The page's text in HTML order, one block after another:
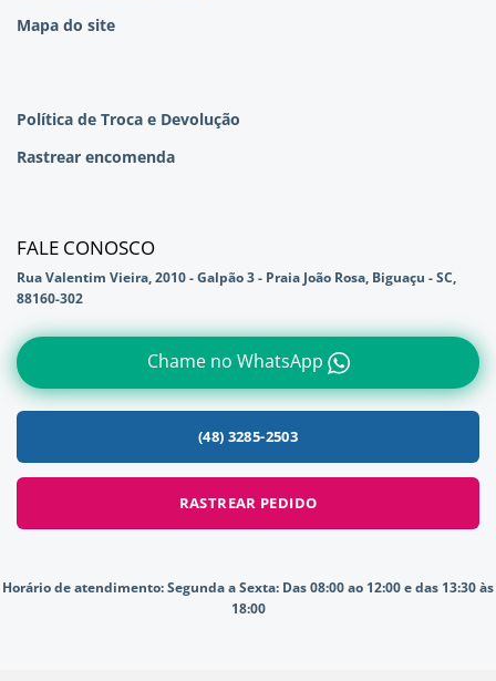
Mapa do site
Política de Troca e Devolução
Rastrear encomenda
FALE CONOSCO
Rua Valentim Vieira, 2010 - Galpão 3 - Praia João Rosa, Biguaçu - SC,
88160-302
Chame no WhatsApp
(48) 3285-2503
RASTREAR PEDIDO
Horário de atendimento:Segunda a Sexta: Das 08:00 ao 12:00 e das 13:30 às
18:00